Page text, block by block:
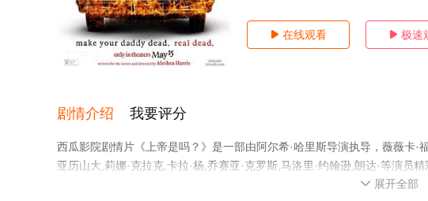
 在线观看  极速
剧情介绍 我要评分
西瓜影院剧情片《上帝是吗？》是一部由阿尔希·哈里斯导演执导，薇薇卡·
亚历山大,莉娜·克拉克,卡拉·杨,乔赛亚·克罗斯,马洛里·约翰逊,朗达·等演员
全就上西瓜影视，更多剧情信息可移步至豆瓣电影、电视猫或剧情网等平台
 展开全部